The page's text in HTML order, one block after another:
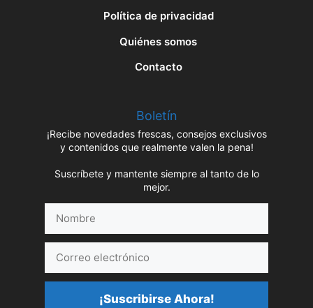
Política de privacidad
Quiénes somos
Contacto
Boletín
¡Recibe novedades frescas, consejos exclusivos
y contenidos que realmente valen la pena!
Suscríbete y mantente siempre al tanto de lo
mejor.
electrónico
¡Suscribirse Ahora!